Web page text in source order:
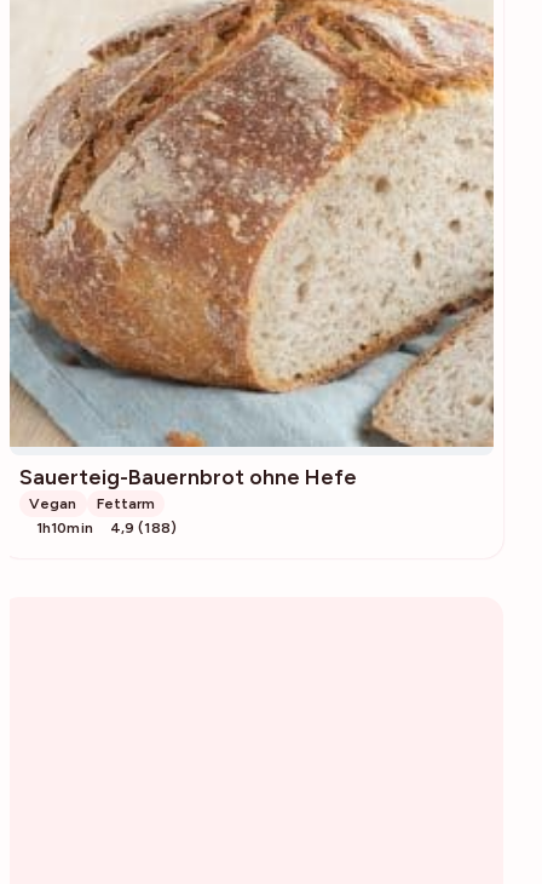
Sauerteig-Bauernbrot ohne Hefe
Vegan
Fettarm
1h10min
4,9 (188)